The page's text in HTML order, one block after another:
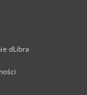
dLibra